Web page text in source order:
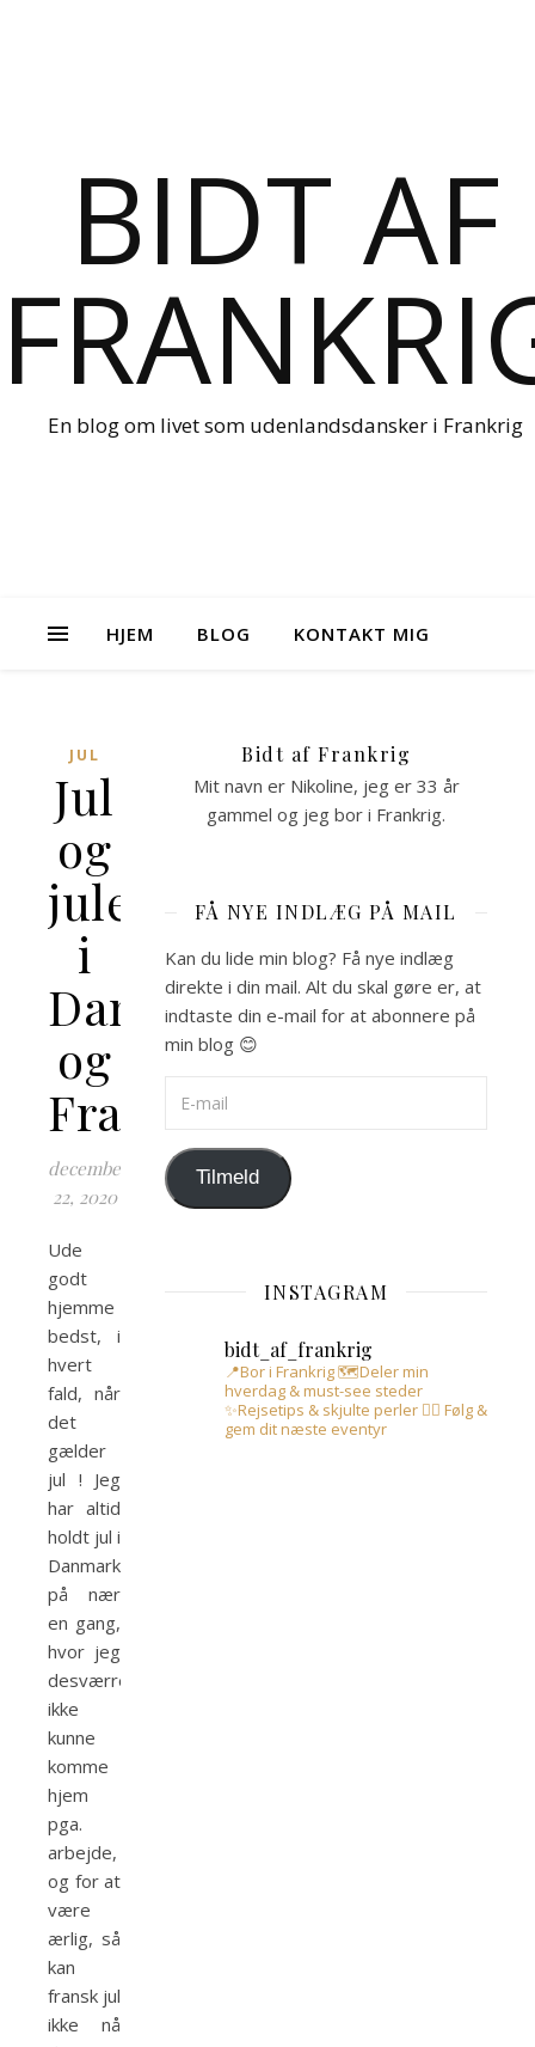
BIDT AF
En blog om livet som udenlandsdansker i Frankrig
HJEM BLOG KONTAKT MIG
JUL
Jul
og
juletraditioner
i
Danmark
og
Frankrig
december
22, 2020
Ude
godt
hjemme
bedst, i
hvert
fald, når
det
gælder
jul ! Jeg
har altid
holdt jul i
Danmark
på nær
en gang,
hvor jeg
desværre
ikke
kunne
komme
hjem
pga.
arbejde,
og for at
være
ærlig, så
kan
fransk jul
ikke nå
Bidt af Frankrig
Mit navn er Nikoline, jeg er 33 år
gammel og jeg bor i Frankrig.
FÅ NYE INDLÆG PÅ MAIL
Kan du lide min blog? Få nye indlæg
direkte i din mail. Alt du skal gøre er, at
indtaste din e-mail for at abonnere på
min blog 😊
Tilmeld
INSTAGRAM
bidt_af_frankrig
📍Bor i Frankrig🗺️Deler min
hverdag & must-see steder
✨Rejsetips & skjulte perler 👇🏻 Følg &
gem dit næste eventyr